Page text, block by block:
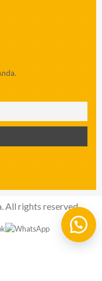
All rights reserved.